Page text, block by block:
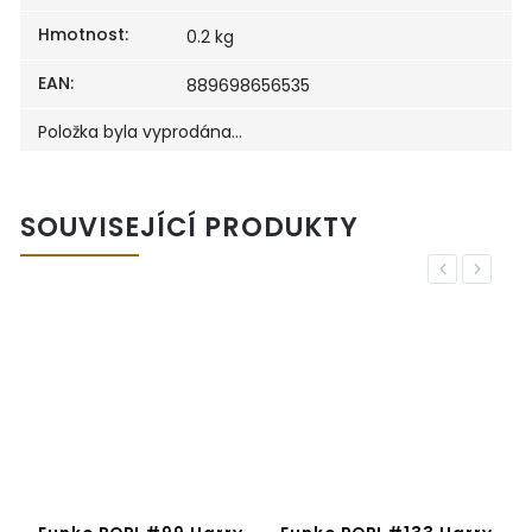
Hmotnost:
0.2 kg
EAN:
889698656535
Položka byla vyprodána…
SOUVISEJÍCÍ PRODUKTY
Previous
Next